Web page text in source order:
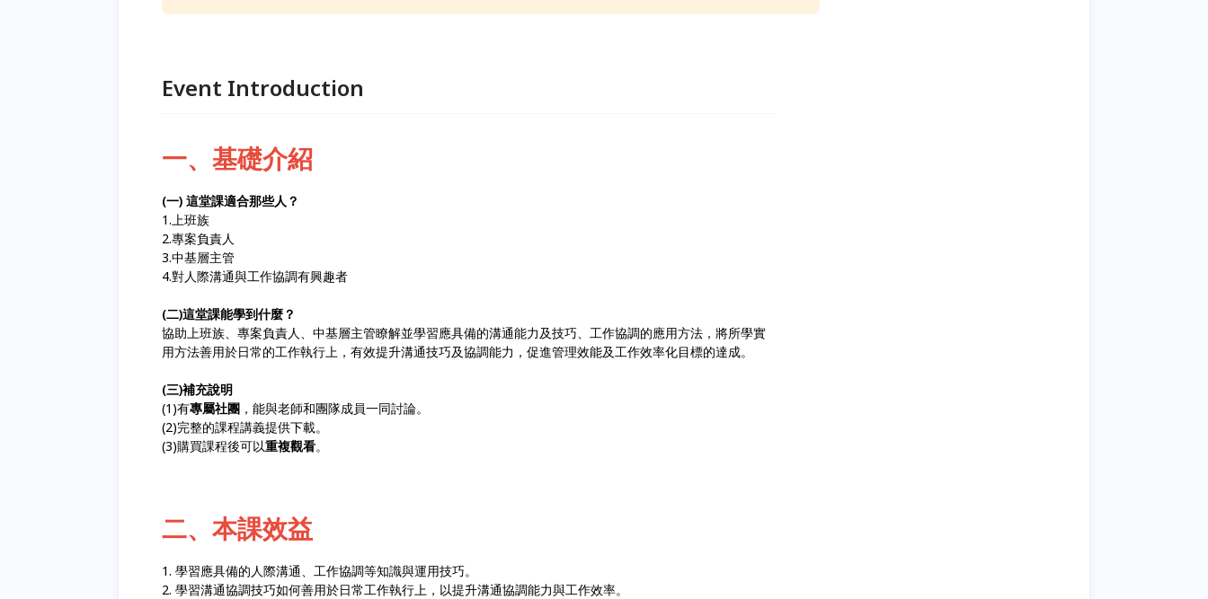
Event Introduction
一、基礎介紹
(一) 這堂課適合那些人？
1.上班族
2.專案負責人
3.中基層主管
4.對人際溝通與工作協調有興趣者
(二)這堂課能學到什麼？
協助上班族、專案負責人、中基層主管瞭解並學習應具備的溝通能力及技巧、工作協調的應用方法，將所學實
用方法善用於日常的工作執行上，有效提升溝通技巧及協調能力，促進管理效能及工作效率化目標的達成。
(三)補充說明
(1)有專屬社團 ，能與老師和團隊成員一同討論。
(2)完整的課程講義提供下載。
(3)購買課程後可以重複觀看。
二、本課效益
1. 學習應具備的人際溝通、工作協調等知識與運用技巧。
2. 學習溝通協調技巧如何善用於日常工作執行上，以提升溝通協調能力與工作效率。